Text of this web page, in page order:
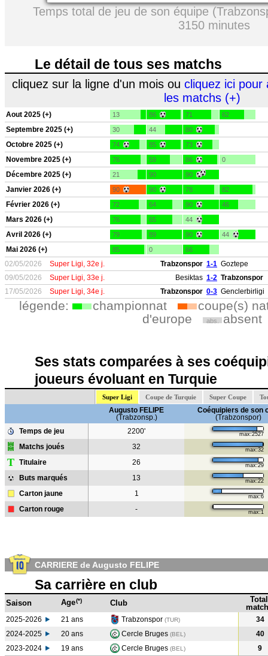
Temps total de jeu de son équipe
3150 minutes
Le détail de tous ses matchs
cliquez sur la ligne d'un mois ou cliquez ici pour
les matchs (+)
Aout 2025 (+) 13 86 71 62
Septembre 2025 (+) 30 44 80
Octobre 2025 (+) 74 85 73
Novembre 2025 (+) 76 59 86 0
Décembre 2025 (+) 21 90 90
Janvier 2026 (+) 90 90 78 82
Février 2026 (+) 72 64 90 46
Mars 2026 (+) 76 65 44
Avril 2026 (+) 79 89 90 44
Mai 2026 (+) 85 0 66
02/05/2026 Super Ligi, 32e j. Trabzonspor 1-1 Goztepe
09/05/2026
Super Ligi, 33e j. Besiktas 1-2 Trabzonspor
17/05/2026
Super Ligi, 34e j. Trabzonspor 0-3 Genclerbirligi
légende: championnat
coupe(s)
d'europe
abs. absent
Ses stats comparées à ses
joueurs évoluant en Turquie
Super Ligi Coupe de Turquie Super Coupe
Augusto FELIPE
(Trabzonsp.)
Coéquipiers de son
(Trabzonspor)
Temps de jeu
2200' max:2527
Matchs joués 32 max:32
T Titulaire 26 max:29
Buts marqués 13 max:22
Carton jaune 1 max:6
Carton rouge - max:1
CARRIERE de Augusto FELIPE
Sa carrière en club
Saison Age(*) Club
Total
2025-2026 21 ans Trabzonspor (TUR)
34
2024-2025
20 ans Cercle Bruges (BEL )
40
2023-2024
19 ans Cercle Bruges (BEL ) 9